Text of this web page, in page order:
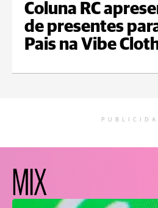
Coluna RC
de presentes
Pais na Vibe
MIX